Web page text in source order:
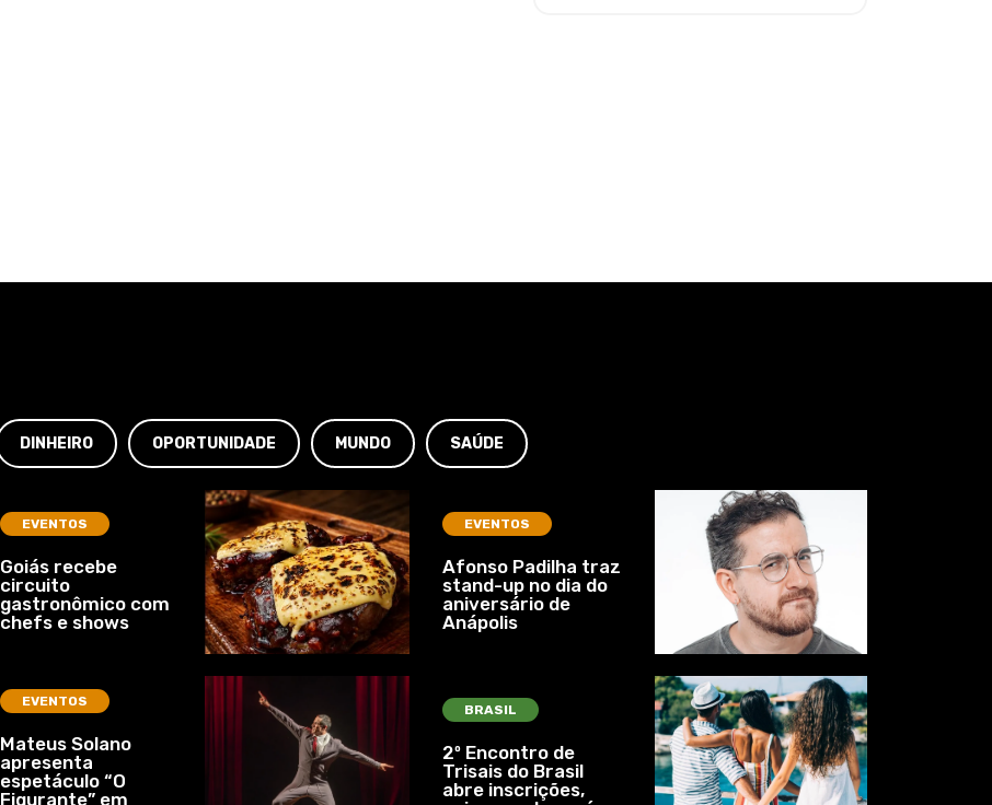
DINHEIRO OPORTUNIDADE MUNDO SAÚDE
EVENTOS
Goiás recebe
circuito
gastronômico com
chefs e shows
EVENTOS
Mateus Solano
apresenta
espetáculo “O
Figurante” em
EVENTOS
Afonso Padilha traz
stand-up no dia do
aniversário de
Anápolis
BRASIL
2º Encontro de
Trisais do Brasil
abre inscrições,